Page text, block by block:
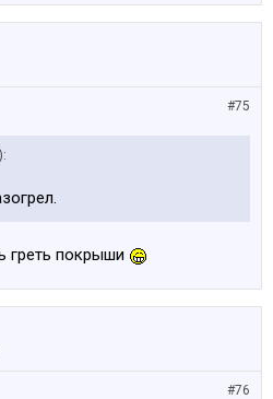
#75
греть покрыши
#76